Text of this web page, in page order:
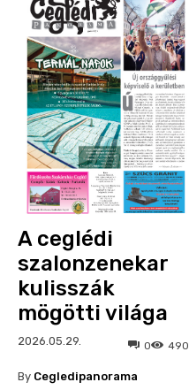
A ceglédi
szalonzenekar
kulisszák
mögötti világa
2026.05.29. 490
0
By Cegledipanorama